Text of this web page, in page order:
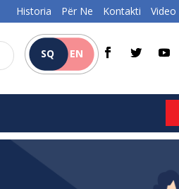
Historia Për Ne Kontakti Video
SQ EN